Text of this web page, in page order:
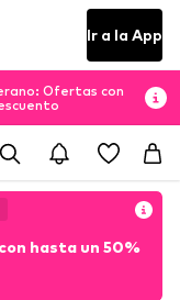
Ir a la App
Ofertas con
hasta un 50%